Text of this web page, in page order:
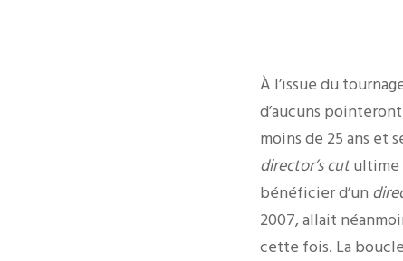
À l’issue du
d’aucuns
moins de 25 ans et
director’s cutultime
bénéficier d’un
2007, allait
cette fois. La